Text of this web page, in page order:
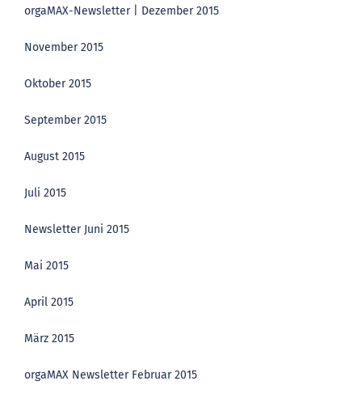
orgaMAX-Newsletter | Dezember 2015
November 2015
Oktober 2015
September 2015
August 2015
Juli 2015
Newsletter Juni 2015
Mai 2015
April 2015
März 2015
orgaMAX Newsletter Februar 2015